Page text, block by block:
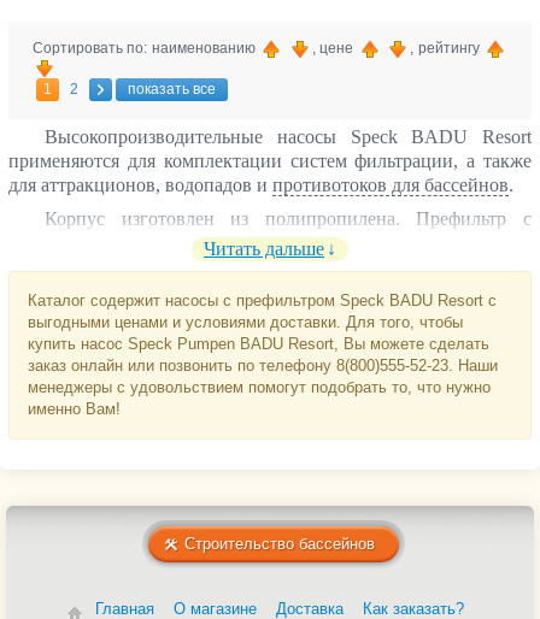
Сортировать по: наименованию , цене , рейтингу
1 2 показать все
Высокопроизводительные насосы Speck BADU Resort
применяются для комплектации систем фильтрации, а также
для аттракционов, водопадов и противотоков для бассейнов.
Корпус изготовлен из полипропилена. Префильтр с
быстросъемной крышкой объемом 10 л. Самовсасывание с
глубины до 3 метров. Электромотор и вал насоса не
соприкасаются с водой. Полная электрическая изоляция.
Читать дальше
Каталог содержит насосы с префильтром Speck BADU Resort с
выгодными ценами и условиями доставки. Для того, чтобы
купить насос Speck Pumpen BADU Resort, Вы можете сделать
заказ онлайн или позвонить по телефону 8(800)555-52-23. Наши
менеджеры с удовольствием помогут подобрать то, что нужно
именно Вам!
Строительство бассейнов
Главная О магазине Доставка Как заказать?